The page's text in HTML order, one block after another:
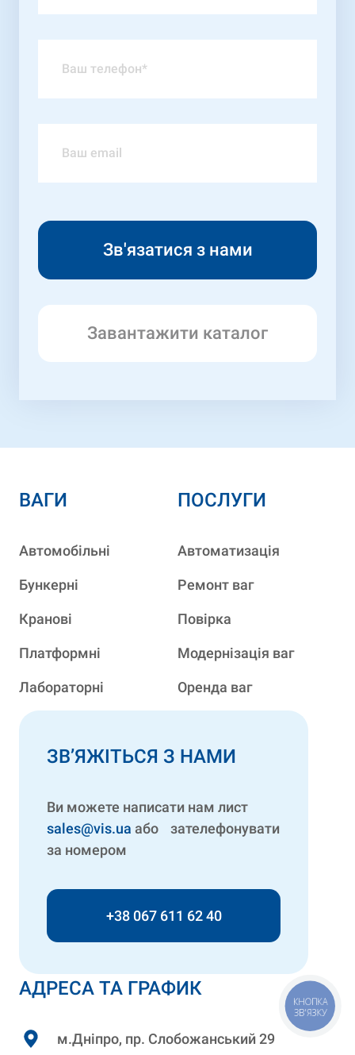
Завантажити каталог
АДРЕСА ТА ГРАФИК
м.Дніпро, пр. Слобожанський 29
ВАГИ
Автомобільні
Бункерні
Кранові
Платформні
Лабораторні
ПОСЛУГИ
Автоматизація
Ремонт ваг
Повірка
Модернізація ваг
Оренда ваг
ЗВ’ЯЖІТЬСЯ З НАМИ
Ви можете написати нам лист
sales@vis.ua або зателефонувати
за номером
+38 067 611 62 40
КНОПКА
ЗВ'ЯЗКУ